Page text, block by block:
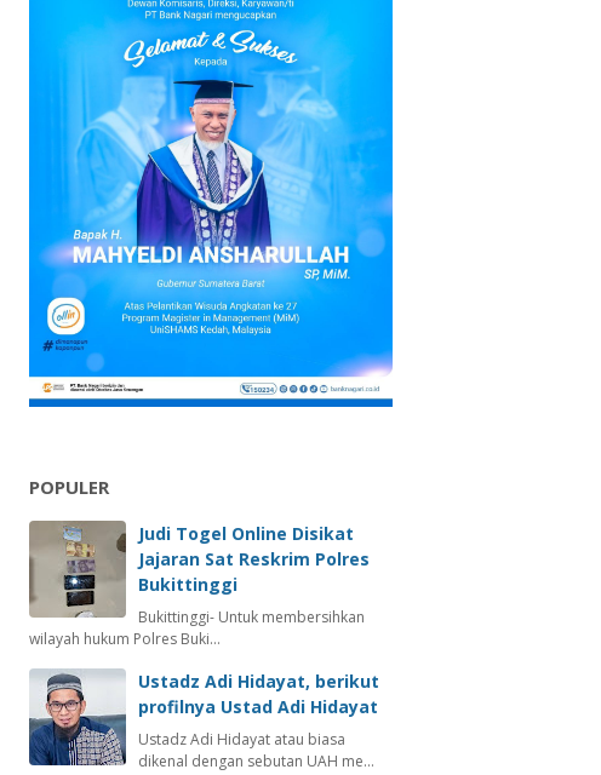
POPULER
Judi Togel Online Disikat
Jajaran Sat Reskrim Polres
Bukittinggi
Bukittinggi- Untuk membersihkan
wilayah hukum Polres Buki…
Ustadz Adi Hidayat, berikut
profilnya Ustad Adi Hidayat
Ustadz Adi Hidayat atau biasa
dikenal dengan sebutan UAH me…